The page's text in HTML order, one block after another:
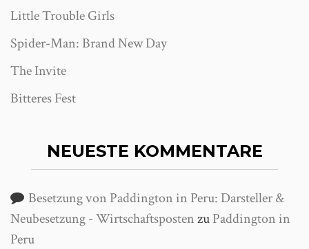
Little Trouble Girls
Spider-Man: Brand New Day
The Invite
Bitteres Fest
NEUESTE KOMMENTARE
Besetzung von Paddington in Peru: Darsteller &
Neubesetzung - WirtschaftspostenzuPaddington in
Peru